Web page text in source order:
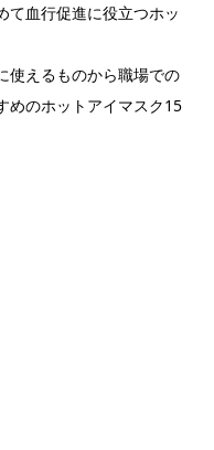
て血行促進に役立つホッ
使えるものから職場での
めのホットアイマスク15